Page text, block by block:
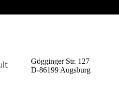
Gögginger Str. 127
D-86199 Augsburg